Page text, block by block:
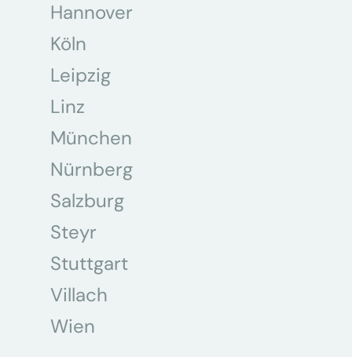
Hannover
Köln
Leipzig
Linz
München
Nürnberg
Salzburg
Steyr
Stuttgart
Villach
Wien